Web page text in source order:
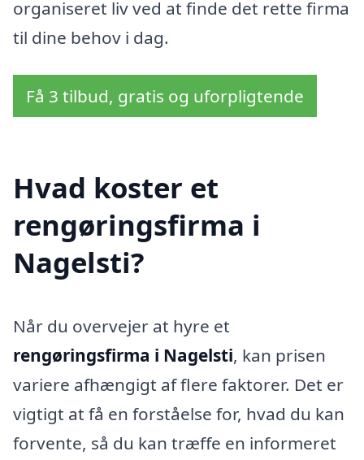
organiseret liv ved at finde det rette firma
til dine behov i dag.
Få 3 tilbud, gratis og uforpligtende
Hvad koster et
rengøringsfirma i
Nagelsti?
Når du overvejer at hyre et
rengøringsfirma i Nagelsti, kan prisen
variere afhængigt af flere faktorer. Det er
vigtigt at få en forståelse for, hvad du kan
forvente, så du kan træffe en informeret